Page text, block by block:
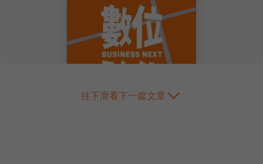
往下滑看下一篇文章